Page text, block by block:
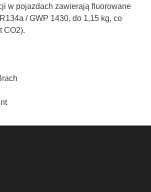
w pojazdach zawierają fluorowane
/ GWP 1430, do 1,15 kg, co
CO2).